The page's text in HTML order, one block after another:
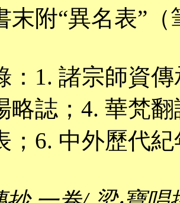
末附“異名表”
諸宗師資傳
略誌；4. 華梵
；6. 中外歷代